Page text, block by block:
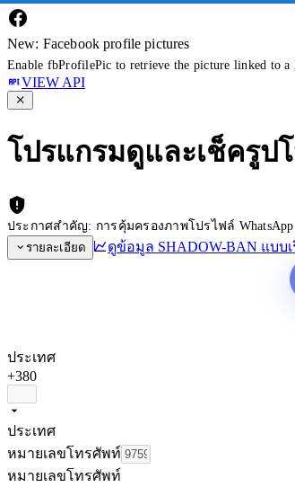
New: Facebook profile pictures
Enable fbProfilePic to retrieve the picture linked to a
VIEW API
โปรแกรมดูและเช็ครูป
ประกาศสำคัญ: การคุ้มครองภาพโปรไฟล์ WhatsApp
รายละเอียด
ดูข้อมูล SHADOW-BAN แบบ
ประเทศ
+380
ประเทศ
หมายเลขโทรศัพท์
หมายเลขโทรศัพท์